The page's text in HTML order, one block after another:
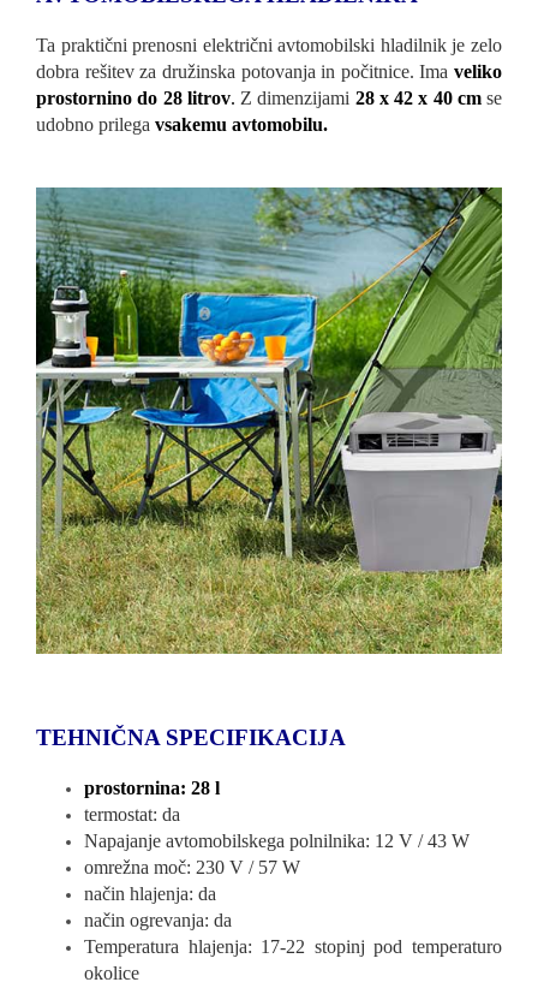
Ta praktični prenosni električni avtomobilski hladilnik je zelo
dobra rešitev za družinska potovanja in počitnice. Ima veliko
prostornino do 28 litrov. Z dimenzijami 28 x 42 x 40 cm se
udobno prilega vsakemu avtomobilu.
TEHNIČNA SPECIFIKACIJA
prostornina: 28 l
termostat: da
Napajanje avtomobilskega polnilnika: 12 V / 43 W
omrežna moč: 230 V / 57 W
način hlajenja: da
način ogrevanja: da
Temperatura hlajenja: 17-22 stopinj pod temperaturo
okolice